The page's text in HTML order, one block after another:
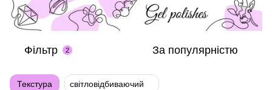
Фільтр 2 За популярністю
Текстура світловідбиваючий